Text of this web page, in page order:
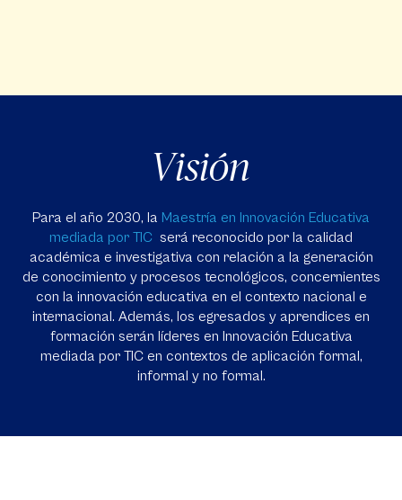
Visión
Para el año 2030, la Maestría en Innovación Educativa
mediada por TIC será reconocido por la calidad
académica e investigativa con relación a la generación
de conocimiento y procesos tecnológicos, concernientes
con la innovación educativa en el contexto nacional e
internacional. Además, los egresados y aprendices en
formación serán líderes en Innovación Educativa
mediada por TIC en contextos de aplicación formal,
informal y no formal.